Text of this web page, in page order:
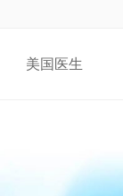
美国医生